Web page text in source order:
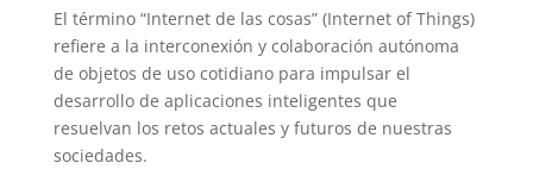
El término “Internet de las cosas” (Internet of Things)
refiere a la interconexión y colaboración autónoma
de objetos de uso cotidiano para impulsar el
desarrollo de aplicaciones inteligentes que
resuelvan los retos actuales y futuros de nuestras
sociedades.